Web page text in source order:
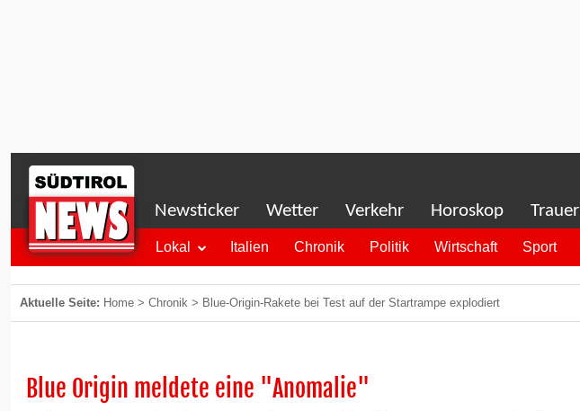
Newsticker Wetter Verkehr Horoskop Trauer
Lokal Italien Chronik Politik Wirtschaft Sport
Aktuelle Seite: Home > Chronik > Blue-Origin-Rakete bei Test auf der Startrampe explodiert
Blue Origin meldete eine "Anomalie"